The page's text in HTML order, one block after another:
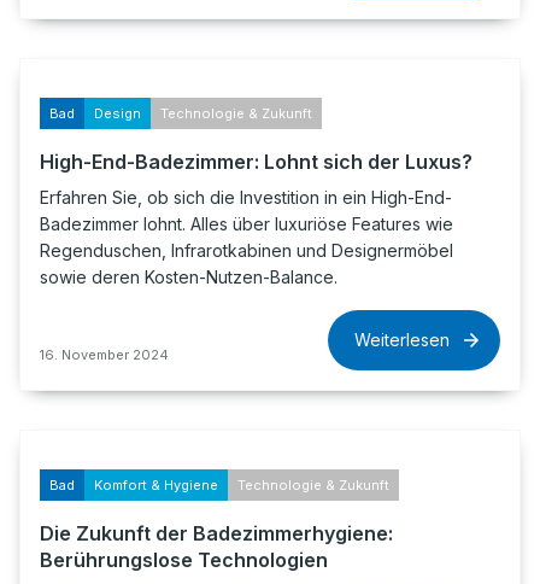
Bad Design Technologie & Zukunft
High-End-Badezimmer: Lohnt sich der Luxus?
Erfahren Sie, ob sich die Investition in ein High-End-
Badezimmer lohnt. Alles über luxuriöse Features wie
Regenduschen, Infrarotkabinen und Designermöbel
sowie deren Kosten-Nutzen-Balance.
16. November 2024
Weiterlesen
Bad Komfort & Hygiene Technologie & Zukunft
Die Zukunft der Badezimmerhygiene:
Berührungslose Technologien